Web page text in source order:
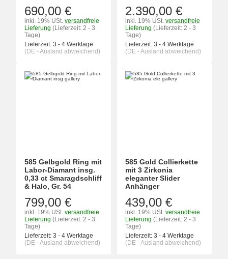
690,00 €
inkl. 19% USt. versandfreie
Lieferung (Lieferzeit: 2 - 3
Tage)
Lieferzeit: 3 - 4 Werktage
(DE - Ausland abweichend)
2.390,00 €
inkl. 19% USt. versandfreie
Lieferung (Lieferzeit: 2 - 3
Tage)
Lieferzeit: 3 - 4 Werktage
(DE - Ausland abweichend)
585 Gelbgold Ring mit
Labor-Diamant insg.
0,33 ct Smaragdschliff
& Halo, Gr. 54
799,00 €
inkl. 19% USt. versandfreie
Lieferung (Lieferzeit: 2 - 3
Tage)
Lieferzeit: 3 - 4 Werktage
(DE - Ausland abweichend)
585 Gold Collierkette
mit 3 Zirkonia
eleganter Slider
Anhänger
439,00 €
inkl. 19% USt. versandfreie
Lieferung (Lieferzeit: 2 - 3
Tage)
Lieferzeit: 3 - 4 Werktage
(DE - Ausland abweichend)